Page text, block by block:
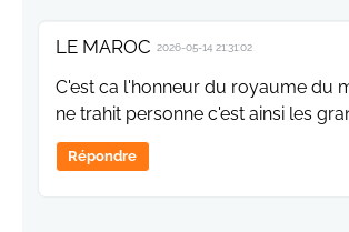
LE MAROC 2026-05-14 21:31:02
C'est ca l'honneur du royaume du
ne trahit personne c'est ainsi les
Répondre